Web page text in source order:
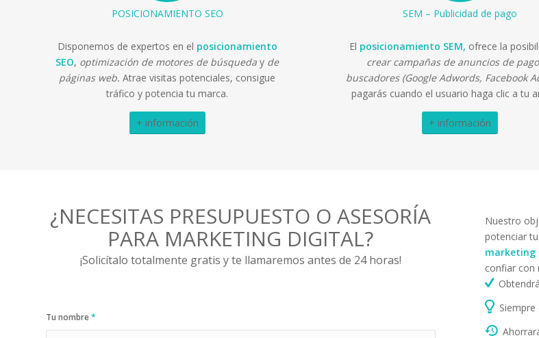
POSICIONAMIENTO SEO
Disponemos de expertos en el posicionamiento
SEO, optimización de motores de búsqueda y de
páginas web.Atrae visitas potenciales, consigue
tráfico y potencia tu marca.
+ información
SEM – Publicidad de pago
El posicionamiento SEM, ofrece la
crear campañas de anuncios de
buscadores (Google Adwords, Facebook
pagarás cuando el usuario haga clic a tu
+ información
¿NECESITAS PRESUPUESTO O ASESORÍA
PARA MARKETING DIGITAL?
¡Solicítalo totalmente gratis y te llamaremos antes de 24 horas!
Tu nombre*
Nuestro
potenciar
marketing
confiar con